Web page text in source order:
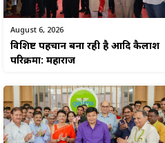
August 6, 2026
विशिष्ट पहचान बना रही है आदि कैलाश
परिक्रमा: महाराज